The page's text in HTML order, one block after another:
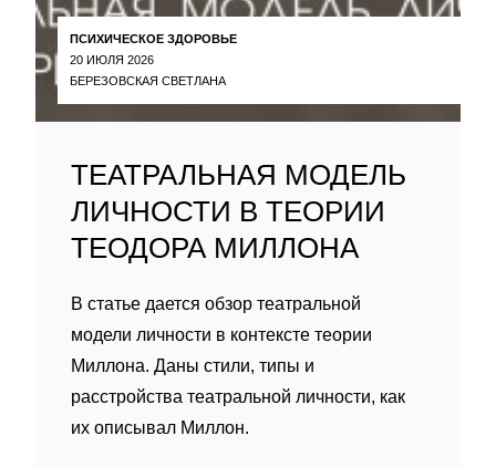
ПСИХИЧЕСКОЕ ЗДОРОВЬЕ
20 ИЮЛЯ 2026
БЕРЕЗОВСКАЯ СВЕТЛАНА
ТЕАТРАЛЬНАЯ МОДЕЛЬ
ЛИЧНОСТИ В ТЕОРИИ
ТЕОДОРА МИЛЛОНА
В статье дается обзор театральной
модели личности в контексте теории
Миллона. Даны стили, типы и
расстройства театральной личности, как
их описывал Миллон.